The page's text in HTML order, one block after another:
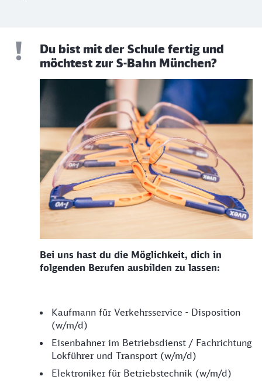
Du bist mit der Schule fertig und
möchtest zur S-Bahn München?
Bei uns hast du die Möglichkeit, dich in
folgenden Berufen ausbilden zu lassen:
Kaufmann für Verkehrsservice - Disposition
(w/m/d)
Eisenbahner im Betriebsdienst / Fachrichtung
Lokführer und Transport (w/m/d)
Elektroniker für Betriebstechnik (w/m/d)